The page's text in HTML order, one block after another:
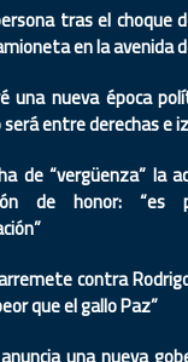
tras el choque
en la avenida
una nueva época
entre derechas e
de “vergüenza” la
de honor: “es
contra
que el gallo Paz”